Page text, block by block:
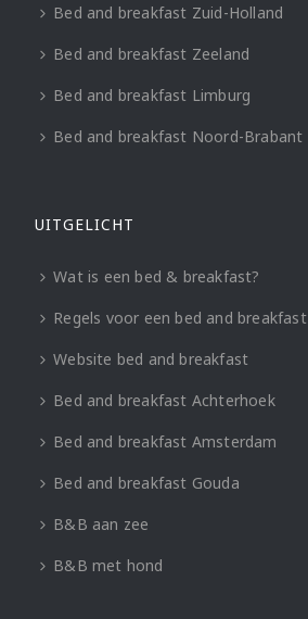
Bed and breakfast Zuid-Holland
Bed and breakfast Zeeland
Bed and breakfast Limburg
Bed and breakfast Noord-Brabant
UITGELICHT
Wat is een bed & breakfast?
Regels voor een bed and breakfast
Website bed and breakfast
Bed and breakfast Achterhoek
Bed and breakfast Amsterdam
Bed and breakfast Gouda
B&B aan zee
B&B met hond